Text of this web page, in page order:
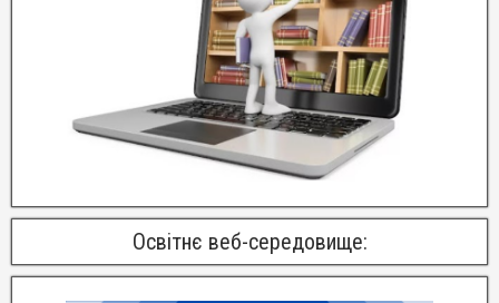
Освітнє веб-середовище: